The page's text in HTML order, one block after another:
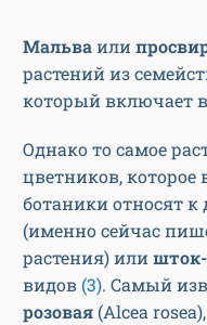
Мальваили
растений из
который включает
Однако то самое
цветников,
ботаники относят к
(именно сейчас
растения) или
видов (3). Самый
розовая (Alcea